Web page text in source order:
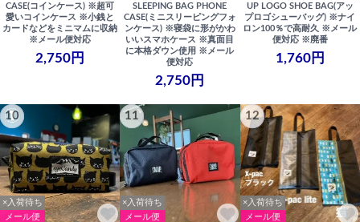
CASE(コインケース) ※超可
愛いコインケース ※小銭と
カードなどをミニマムに収納
※メール便対応
2,750円
SLEEPING BAG PHONE
CASE(ミニスリーピングフォ
ンケース) ※寝袋に形がかわ
いいスマホケース ※真面目
に本格ダウン使用 ※メール
便対応
2,750円
UP LOGO SHOE BAG(アッ
プロゴシューバッグ) ※ナイ
ロン100％で高耐久 ※メール
便対応 ※廃番
1,760円
10
×入荷待ち
メール便
11
×入荷待ち
メール便
12
×入荷待ち
メール便